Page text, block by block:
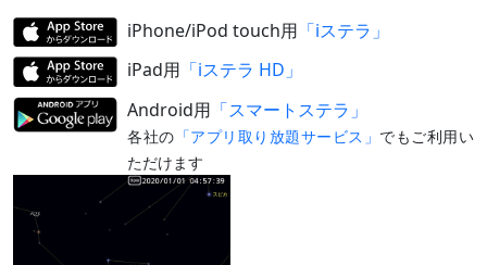
iPhone/iPod touch用 「iステラ」
iPad用 「iステラ HD」
Android用 「スマートステラ」
各社の 「アプリ取り放題サービス」 でもご利用い
ただけます